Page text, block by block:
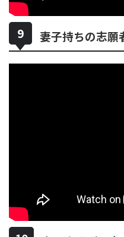
妻子持ちの志願